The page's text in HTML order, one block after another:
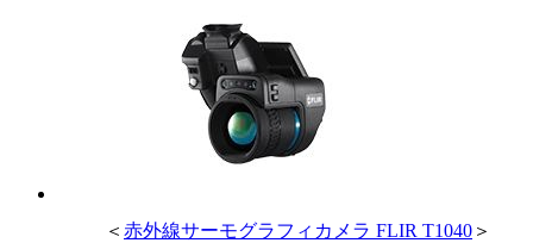
＜ 赤外線サーモグラフィカメラ FLIR T1040 ＞